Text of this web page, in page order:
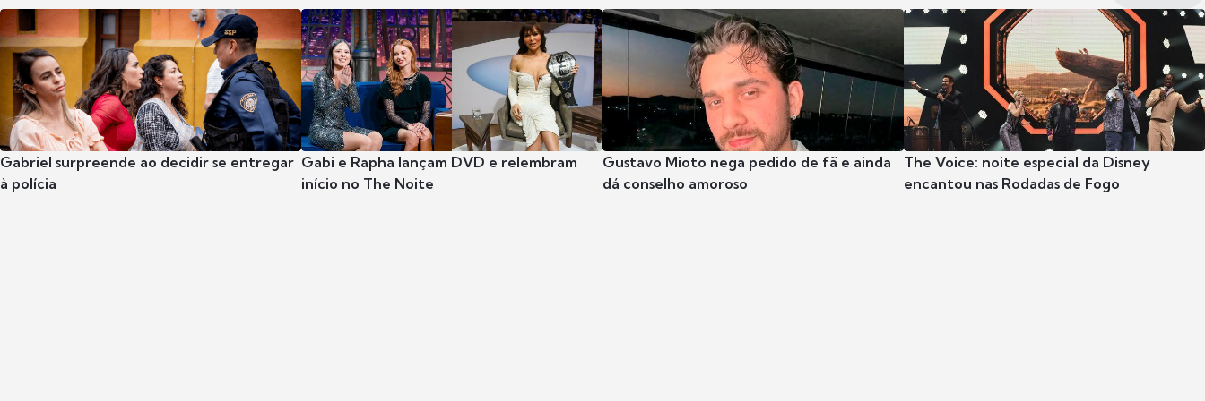
Gabriel surpreende ao decidir se entregar
à polícia
Gabi e Rapha lançam DVD e relembram
início no The Noite
Gustavo Mioto nega pedido de fã e ainda
dá conselho amoroso
The Voice: noite especial da Disney
encantou nas Rodadas de Fogo